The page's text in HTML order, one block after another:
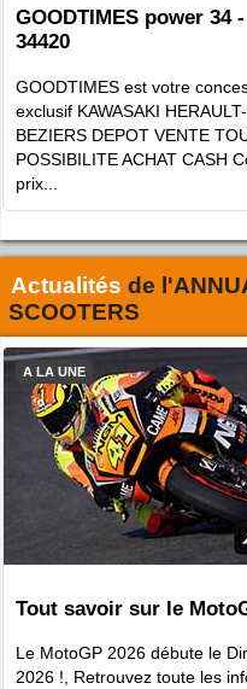
GOODTIMES power 34
34420
GOODTIMES est votre
exclusif KAWASAKI
BEZIERS DEPOT VENTE
POSSIBILITE ACHAT CASH
prix...
Actualités de l'
SCOOTERS
A LA UNE
Tout savoir sur le
Le MotoGP 2026 débute le
2026 !, Retrouvez toute les